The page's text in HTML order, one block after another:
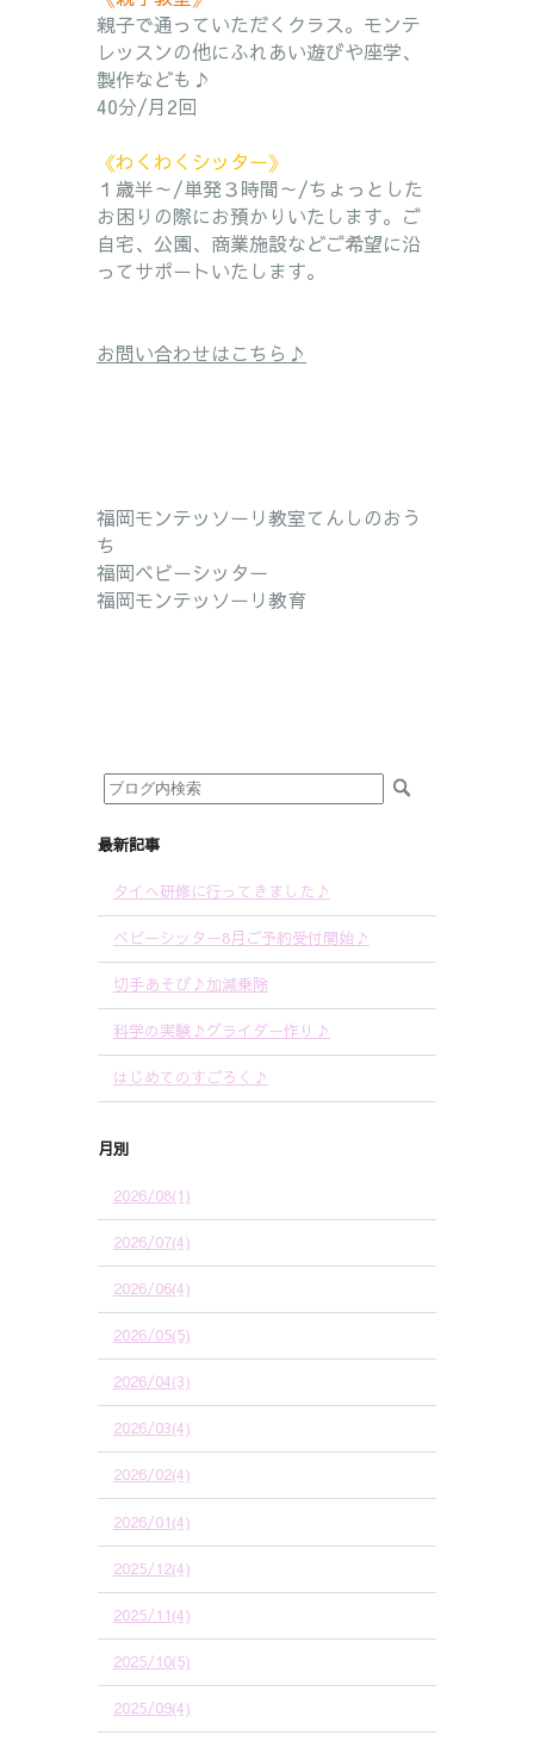
親子で通っていただくクラス。モンテ
レッスンの他にふれあい遊びや座学、
製作なども♪
40分/月2回
《わくわくシッター》
１歳半～/単発３時間～/ちょっとした
お困りの際にお預かりいたします。ご
自宅、公園、商業施設などご希望に沿
ってサポートいたします。
お問い合わせはこちら♪
福岡モンテッソーリ教室てんしのおう
ち
福岡ベビーシッター
福岡モンテッソーリ教育
最新記事
タイへ研修に行ってきました♪
ベビーシッター8月ご予約受付開始♪
切手あそび♪加減乗除
科学の実験♪グライダー作り♪
はじめてのすごろく♪
月別
2026/08(1)
2026/07(4)
2026/06(4)
2026/05(5)
2026/04(3)
2026/03(4)
2026/02(4)
2026/01(4)
2025/12(4)
2025/11(4)
2025/10(5)
2025/09(4)